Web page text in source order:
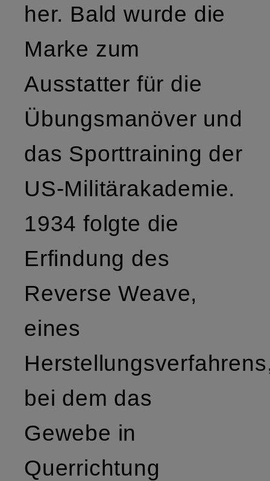
her. Bald wurde die
Marke zum
Ausstatter für die
Übungsmanöver und
das Sporttraining der
US-Militärakademie.
1934 folgte die
Erfindung des
Reverse Weave,
eines
bei dem das
Gewebe in
Querrichtung